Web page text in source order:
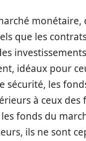
que les
idéaux pour
sécurité, les
à ceux
fonds du
ils ne sont